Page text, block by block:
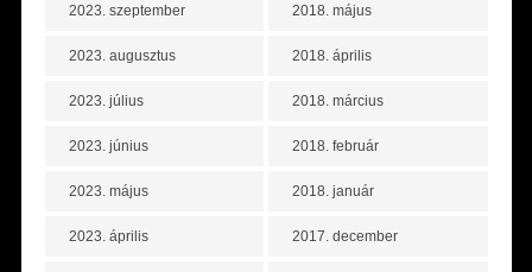
2023. szeptember
2023. augusztus
2023. július
2023. június
2023. május
2023. április
2018. május
2018. április
2018. március
2018. február
2018. január
2017. december